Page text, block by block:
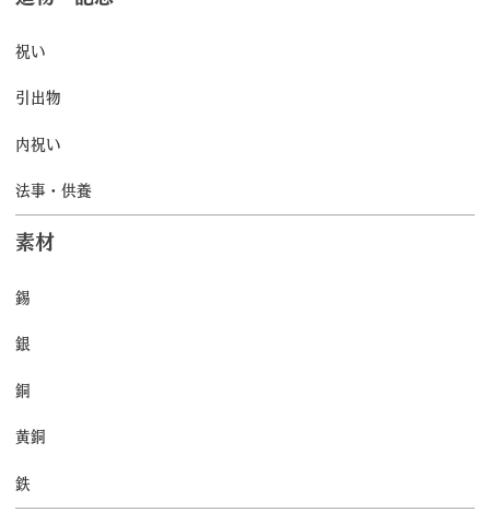
祝い
引出物
内祝い
法事・供養
素材
錫
銀
銅
黄銅
鉄